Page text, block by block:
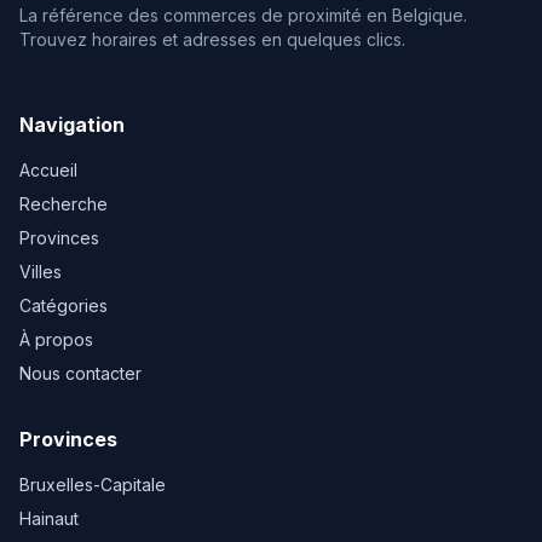
La référence des commerces de proximité en Belgique.
Trouvez horaires et adresses en quelques clics.
Navigation
Accueil
Recherche
Provinces
Villes
Catégories
À propos
Nous contacter
Provinces
Bruxelles-Capitale
Hainaut